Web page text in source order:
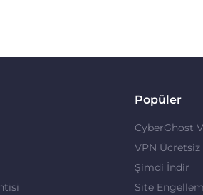
Popüler
CyberGhost
VPN
Şimdi İndir
Site